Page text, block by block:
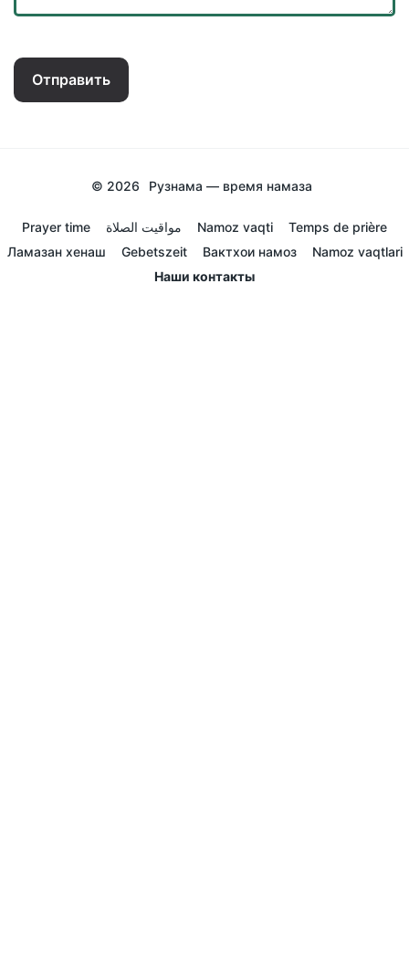
Отправить
© 2026 Рузнама — время намаза
Prayer time مواقيت الصلاة Namoz vaqti
Temps de prière
Ламазан хенаш
Gebetszeit Вактхои намоз
Namoz vaqtlari
Наши контакты